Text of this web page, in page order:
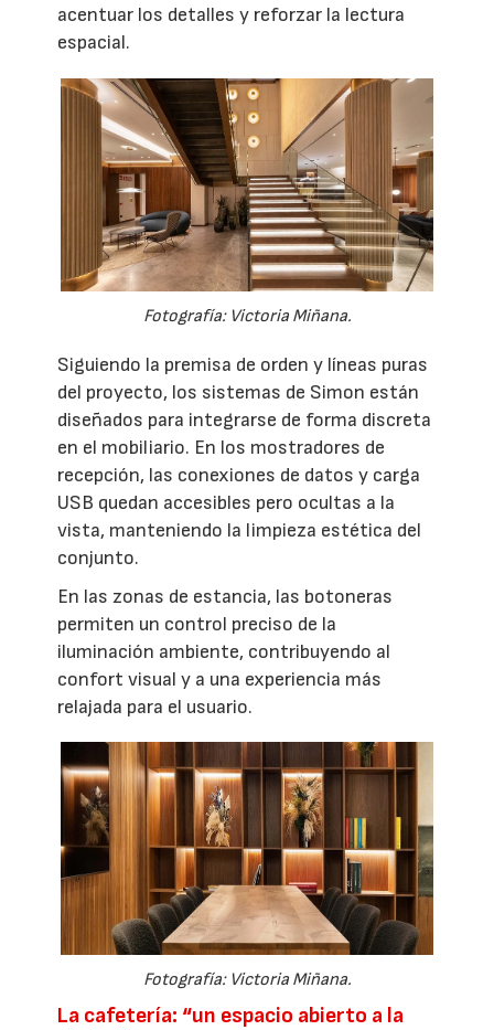
acentuar los detalles y reforzar la lectura
espacial.
Fotografía: Victoria Miñana.
Siguiendo la premisa de orden y líneas puras
del proyecto, los sistemas de Simon están
diseñados para integrarse de forma discreta
en el mobiliario. En los mostradores de
recepción, las conexiones de datos y carga
USB quedan accesibles pero ocultas a la
vista, manteniendo la limpieza estética del
conjunto.
En las zonas de estancia, las botoneras
permiten un control preciso de la
iluminación ambiente, contribuyendo al
confort visual y a una experiencia más
relajada para el usuario.
Fotografía: Victoria Miñana.
La cafetería: “un espacio abierto a la